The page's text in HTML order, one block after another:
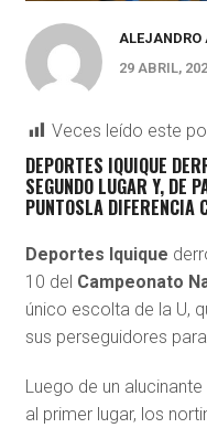
ALEJANDRO
29 ABRIL,
Veces leído este
DEPORTES IQUIQUE
SEGUNDO LUGAR Y, DE
PUNTOSLA DIFERENCIA
Deportes Iquique
10 del Campeonato
único escolta de la U,
sus perseguidores
Luego de un
al primer lugar, los